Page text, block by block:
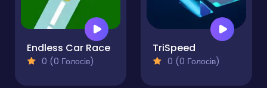
Endless Car Race
0 (0 Голосів)
TriSpeed
0 (0 Голосів)